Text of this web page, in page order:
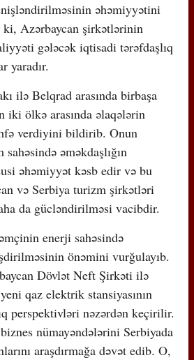
əhəmiyyətini
Azərbaycan şirkətlərinin
gələcək iqtisadi tərəfdaşlıq
yaradır.
ilə Belqrad arasında birbaşa
iki ölkə arasında əlaqələrin
verdiyini bildirib. Onun
əməkdaşlığın
əhəmiyyət kəsb edir və bu
və Serbiya turizm şirkətləri
da gücləndirilməsi vacibdir.
enerji sahəsində
önəmini vurğulayıb.
Dövlət Neft Şirkəti ilə
qaz elektrik stansiyasının
perspektivləri nəzərdən keçirilir.
nümayəndələrini Serbiyada
araşdırmağa dəvət edib. O,